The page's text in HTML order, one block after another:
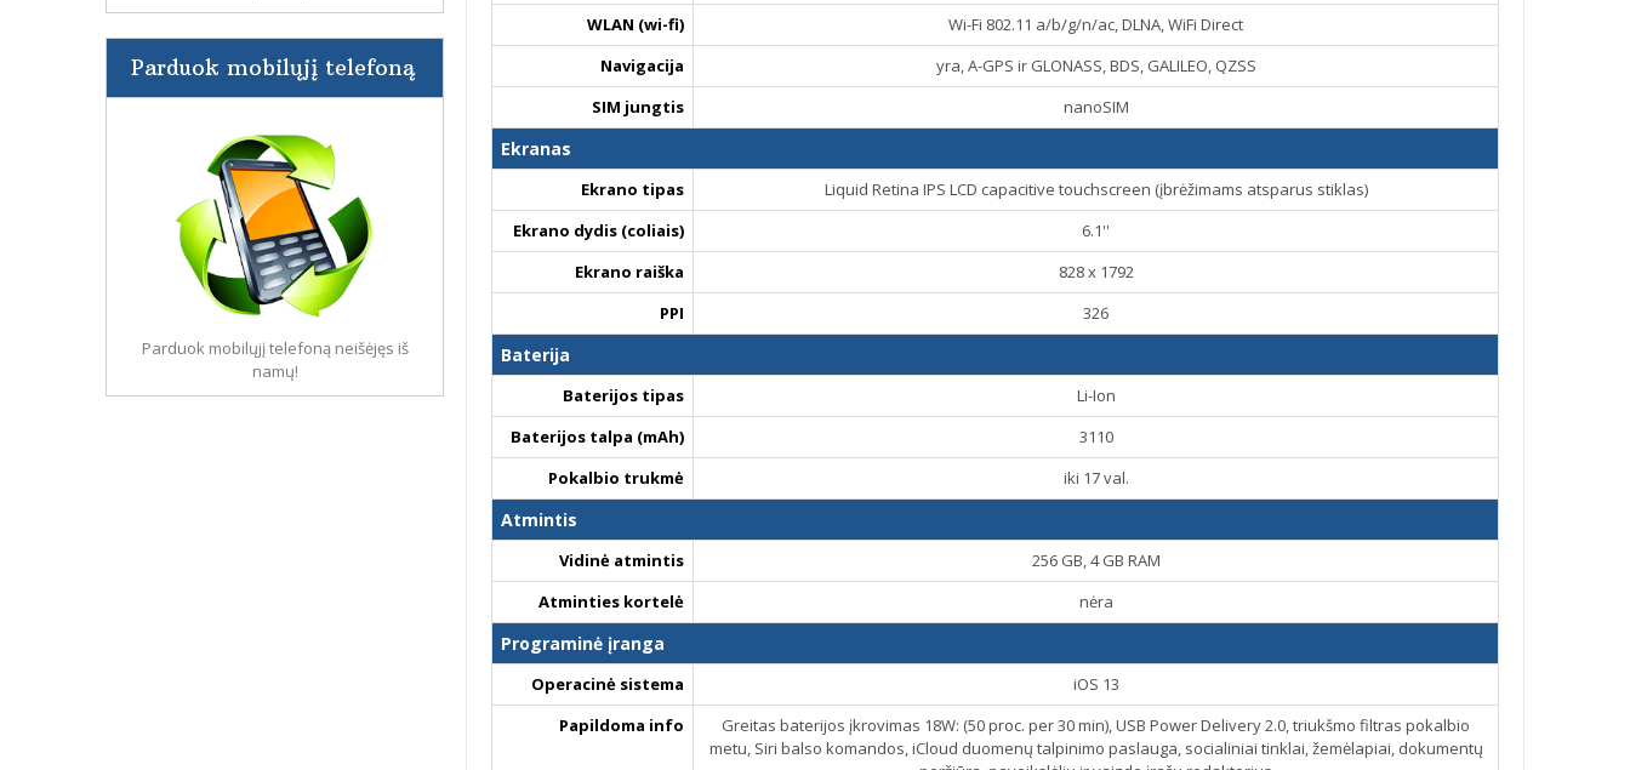
Parduok mobilųjį telefoną
Parduok mobilųjį telefoną neišėjęs iš
namų!
WLAN (wi-fi)
Wi-Fi 802.11 a/b/g/n/ac, DLNA, WiFi Direct
Navigacija
yra, A-GPS ir GLONASS, BDS, GALILEO, QZSS
SIM jungtis
nanoSIM
Ekranas
Ekrano tipas
Liquid Retina IPS LCD capacitive touchscreen (įbrėžimams atsparus stiklas)
Ekrano dydis (coliais)
6.1''
Ekrano raiška
828 x 1792
PPI
326
Baterija
Baterijos tipas
Li-Ion
Baterijos talpa (mAh)
3110
Pokalbio trukmė
iki 17 val.
Atmintis
Vidinė atmintis
256 GB, 4 GB RAM
Atminties kortelė
nėra
Programinė įranga
Operacinė sistema
iOS 13
Papildoma info
Greitas baterijos įkrovimas 18W: (50 proc. per 30 min), USB Power Delivery 2.0, triukšmo filtras pokalbio
metu, Siri balso komandos, iCloud duomenų talpinimo paslauga, socialiniai tinklai, žemėlapiai, dokumentų